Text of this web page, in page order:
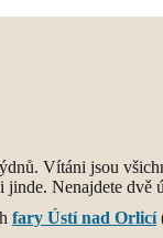
Vítáni jsou
Nenajdete
fary Ústí nad Orlicí